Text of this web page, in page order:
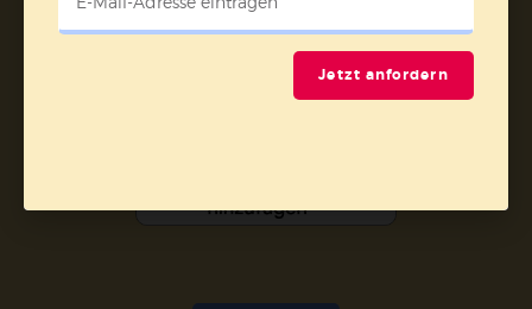
Jetzt anfordern